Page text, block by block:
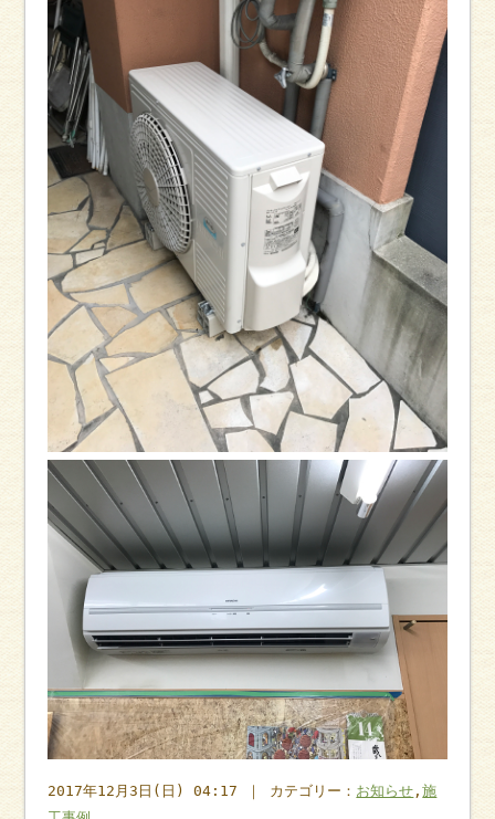
2017年12月3日(日) 04:17 ｜ カテゴリー： お知らせ ,施